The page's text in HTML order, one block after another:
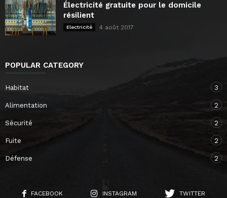
Électricité gratuite pour le domicile
résilient
Electricité 4 août 2017
POPULAR CATEGORY
Habitat 3
Alimentation 2
Sécurité 2
Fuite 2
Défense 2
FACEBOOK INSTAGRAM
TWITTER